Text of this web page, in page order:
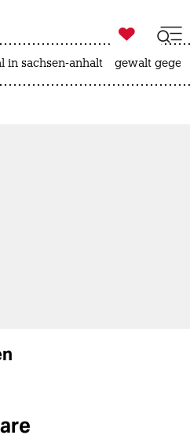
ich

taz zahl ich
in sachsen-anhalt gewalt